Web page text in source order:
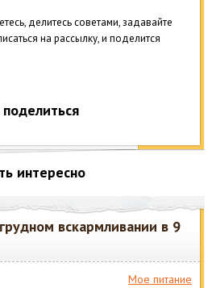
делитесь советами, задавайте
на рассылку, и поделится
интересно
вскармливании в 9
Мое питание